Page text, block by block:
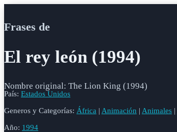
Frases de
El rey león (1994)
Nombre original: The Lion King (1994)
País: Estados Unidos
Generos y Categorías: África | Animación | Animales |
Año: 1994